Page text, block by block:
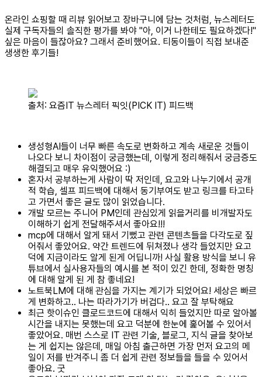
온라인 쇼핑할 때 리뷰 읽어보고 장바구니에 담는 것처럼, 뉴스레터도
실제 구독자들의 솔직한 평가를 봐야 "아, 이거 나한테도 필요하겠다!"
싶은 마음이 들잖아요? 그래서 준비했어요. 티동이들이 직접 보내준
생생한 후기들!
출처: 요즘IT 뉴스레터 픽잇(PICK IT) 피드백
생성형AI들이 너무 빠른 속도로 변화하고 계속 새로운 것들이
나오다 보니 차이점이 궁금했는데, 이렇게 정리해줘서 궁금증도
해결되고 매우 유익했어요 :)
혼자서 공부하는게 사람이 딱 저인데, 요고와 나누기에서 공개
적 학습, 셀프 피드백에 대해서 동기부여도 받고 링크를 타고타
고 가면서 좋은 글도 많이 읽었습니다.
개발 모르는 주니어 PM인데 관심있게 읽을거리를 비개발자도
이해하기 쉽게 전달해주셔서 좋아요!!!
mcp에 대해서 알게 돼서 기뻤고 관련 콘텐츠들을 다각도로 짚
어줘서 좋았어요. 약간 트렌드에 뒤쳐졌나 생각 들었지만 요고
덕에 지금이라도 알게 된게 어딥니까! 사실 활용 방식을 보니 유
튜브에서 실사용자들의 예시를 본 적이 있긴 한데, 정확한 명칭
에 대해 알게 된 게 참 좋네요!
노트북LM에 대해 관심을 가지는 계기가 되었어요! 세상은 빠르
게 변화하고.. 나는 따라가기가 버겁다.. 요고 잘 부탁해요
최근 핫이슈인 클로드코드에 대해서 익히 들었지만 따로 알아볼
시간을 내지는 못했는데 요고 덕분에 한눈에 훑어볼 수 있어서
좋았어요. 매번 스스로 IT 관련 기술, 블로그, 지식 글을 찾아보
는 게 쉽지는 않은데, 매일 아침 출근하면 가장 먼저 요고의 메
일이 저를 반겨주니 좀 더 쉽게 관련 정보들을 들을 수 있어서
좋아요. 굿